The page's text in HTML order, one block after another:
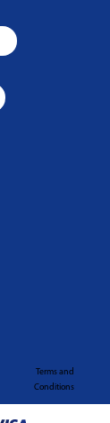
Terms and
Conditions